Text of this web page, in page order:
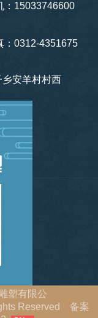
：15033746600
：0312-4351675
安羊村村西
塑有限公
Reserved 备案